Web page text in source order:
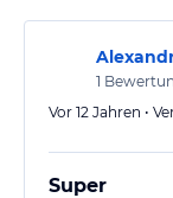
1
Vor 12 Jahren •
Super